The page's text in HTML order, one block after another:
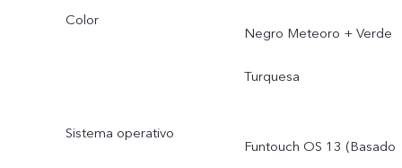
Color
Negro Meteoro + Verde
Turquesa
Sistema operativo
Funtouch OS 13 (Basado